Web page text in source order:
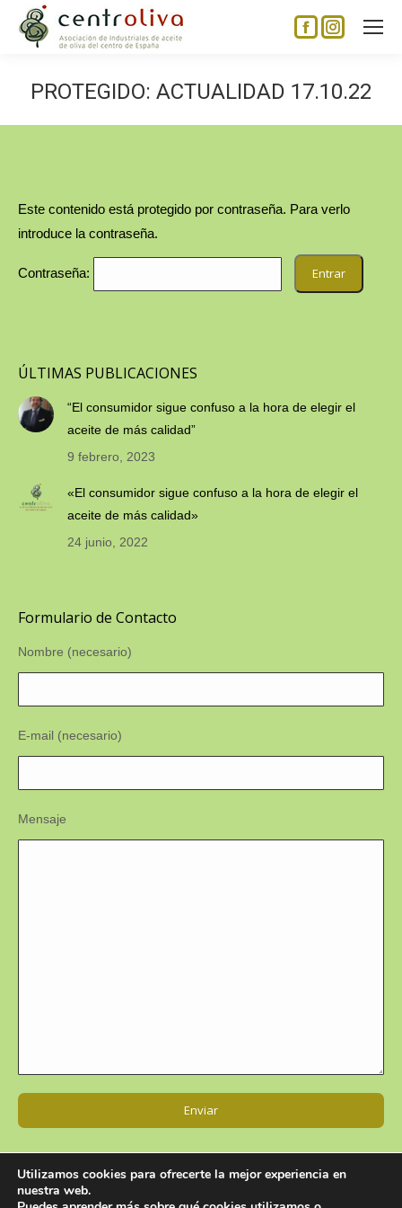
Facebook
opens
Instagram
opens
PROTEGIDO: ACTUALIDAD 17.10.22
Este contenido está protegido por contraseña. Para verlo
introduce la contraseña.
Contraseña:
ÚLTIMAS PUBLICACIONES
“El consumidor sigue confuso a la hora de elegir el
aceite de más calidad”
9 febrero, 2023
«El consumidor sigue confuso a la hora de elegir el
aceite de más calidad»
24 junio, 2022
Formulario de Contacto
Nombre (necesario)
E-mail (necesario)
Mensaje
Utilizamos cookies para ofrecerte la mejor experiencia en
nuestra web.